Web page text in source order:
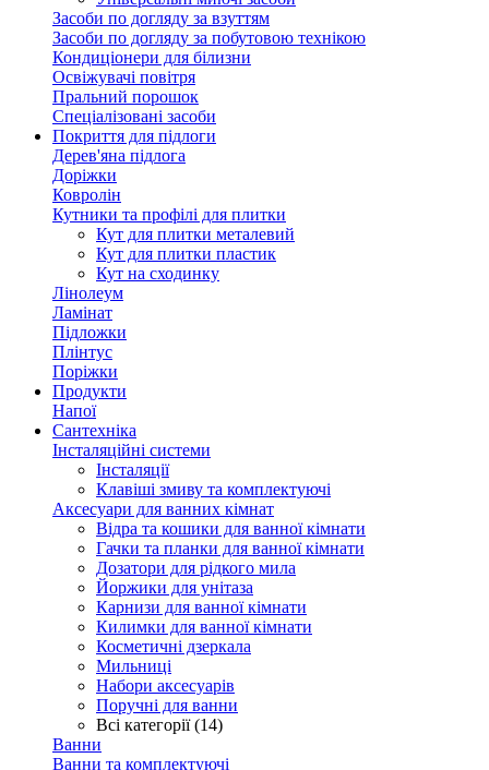
Засоби по догляду за взуттям
Засоби по догляду за побутовою технікою
Кондиціонери для білизни
Освіжувачі повітря
Пральний порошок
Спеціалізовані засоби
Покриття для підлоги
Дерев'яна підлога
Доріжки
Ковролін
Кутники та профілі для плитки
Кут для плитки металевий
Кут для плитки пластик
Кут на сходинку
Лінолеум
Ламінат
Підложки
Плінтус
Поріжки
Продукти
Напої
Сантехніка
Інсталяційні системи
Інсталяції
Клавіші змиву та комплектуючі
Аксесуари для ванних кімнат
Відра та кошики для ванної кімнати
Гачки та планки для ванної кімнати
Дозатори для рідкого мила
Йоржики для унітаза
Карнизи для ванної кімнати
Килимки для ванної кімнати
Косметичні дзеркала
Мильниці
Набори аксесуарів
Поручні для ванни
Всі категорії (14)
Ванни
Ванни та комплектуючі